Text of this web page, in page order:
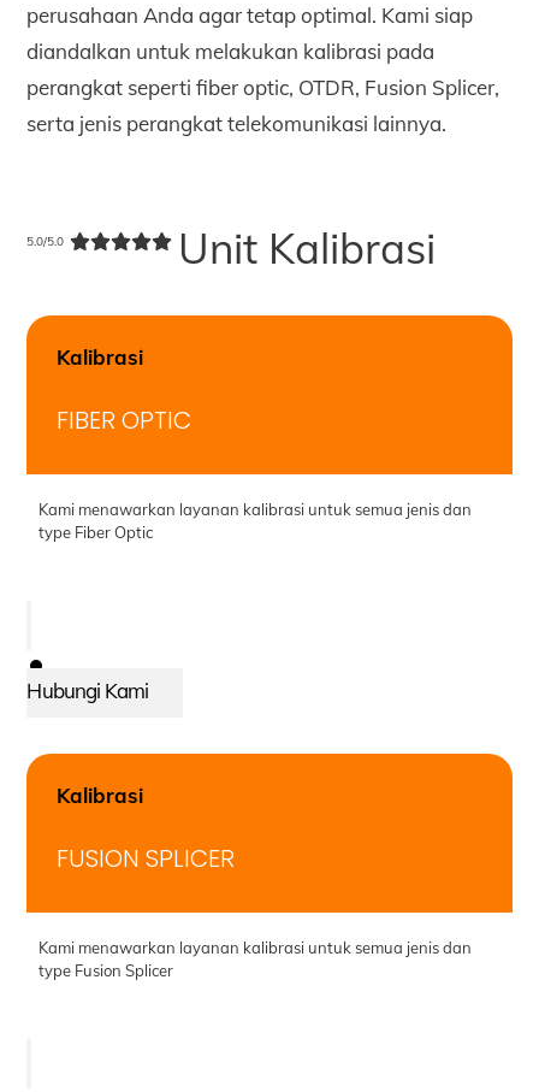
perusahaan Anda agar tetap optimal. Kami siap
diandalkan untuk melakukan kalibrasi pada
perangkat seperti fiber optic, OTDR, Fusion Splicer,
serta jenis perangkat telekomunikasi lainnya.
5.0/5.0 Unit Kalibrasi
Kalibrasi
FIBER OPTIC
Kami menawarkan layanan kalibrasi untuk semua jenis dan
type Fiber Optic
Hubungi Kami
Kalibrasi
FUSION SPLICER
Kami menawarkan layanan kalibrasi untuk semua jenis dan
type Fusion Splicer